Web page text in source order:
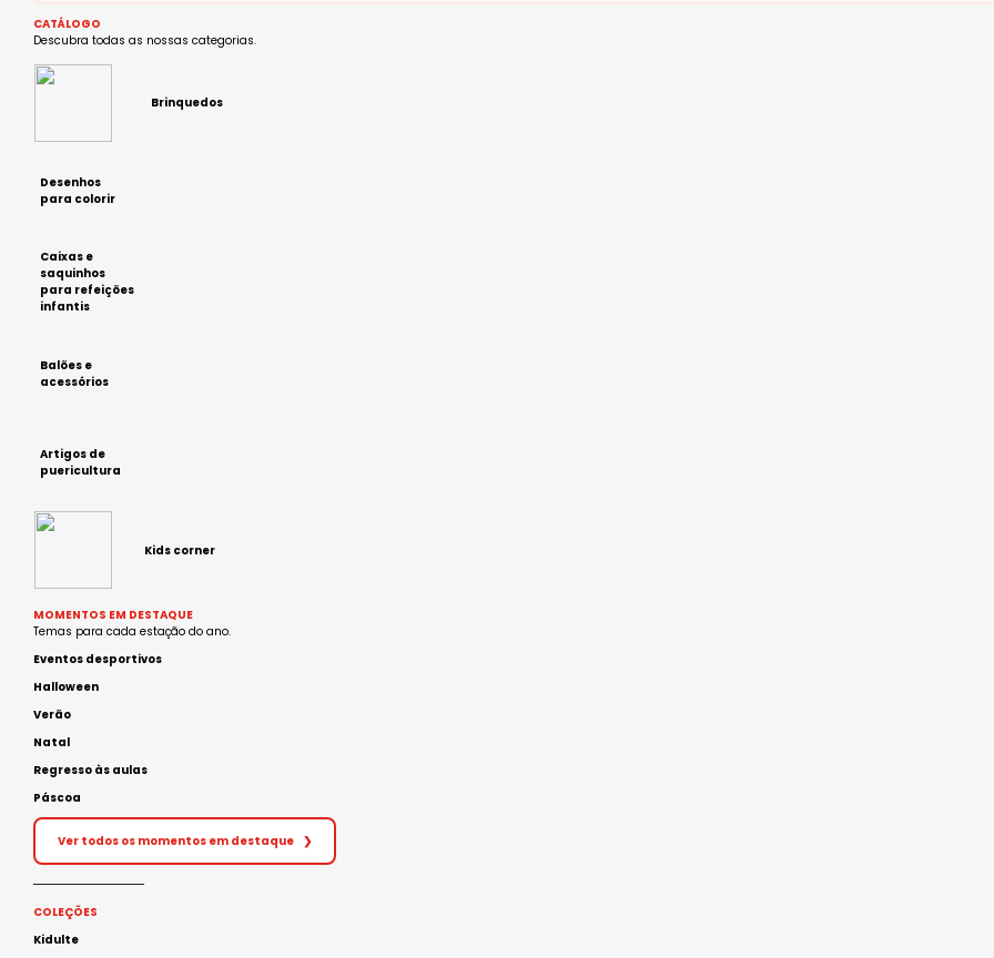
CATÁLOGO
Descubra todas as nossas categorias.
Brinquedos
Desenhos
para colorir
Caixas e
saquinhos
para refeições
infantis
Balões e
acessórios
Artigos de
puericultura
Kids corner
MOMENTOS EM DESTAQUE
Temas para cada estação do ano.
Eventos desportivos
Halloween
Verão
Natal
Regresso às aulas
Páscoa
Ver todos os momentos em destaque ❯
COLEÇÕES
Kidulte